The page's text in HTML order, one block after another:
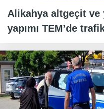
Alikahya altgeçit ve
yapımı TEM’de